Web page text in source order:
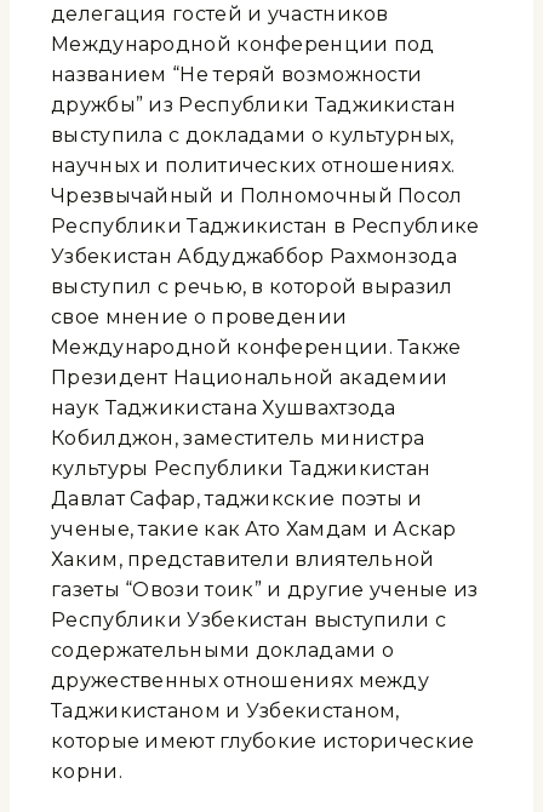
делегация гостей и участников
Международной конференции под
названием “Не теряй возможности
дружбы” из Республики Таджикистан
выступила с докладами о культурных,
научных и политических отношениях.
Чрезвычайный и Полномочный Посол
Республики Таджикистан в Республике
Узбекистан Абдуджаббор Рахмонзода
выступил с речью, в которой выразил
свое мнение о проведении
Международной конференции. Также
Президент Национальной академии
наук Таджикистана Хушвахтзода
Кобилджон, заместитель министра
культуры Республики Таджикистан
Давлат Сафар, таджикские поэты и
ученые, такие как Ато Хамдам и Аскар
Хаким, представители влиятельной
газеты “Овози тоҷик” и другие ученые из
Республики Узбекистан выступили с
содержательными докладами о
дружественных отношениях между
Таджикистаном и Узбекистаном,
которые имеют глубокие исторические
корни.